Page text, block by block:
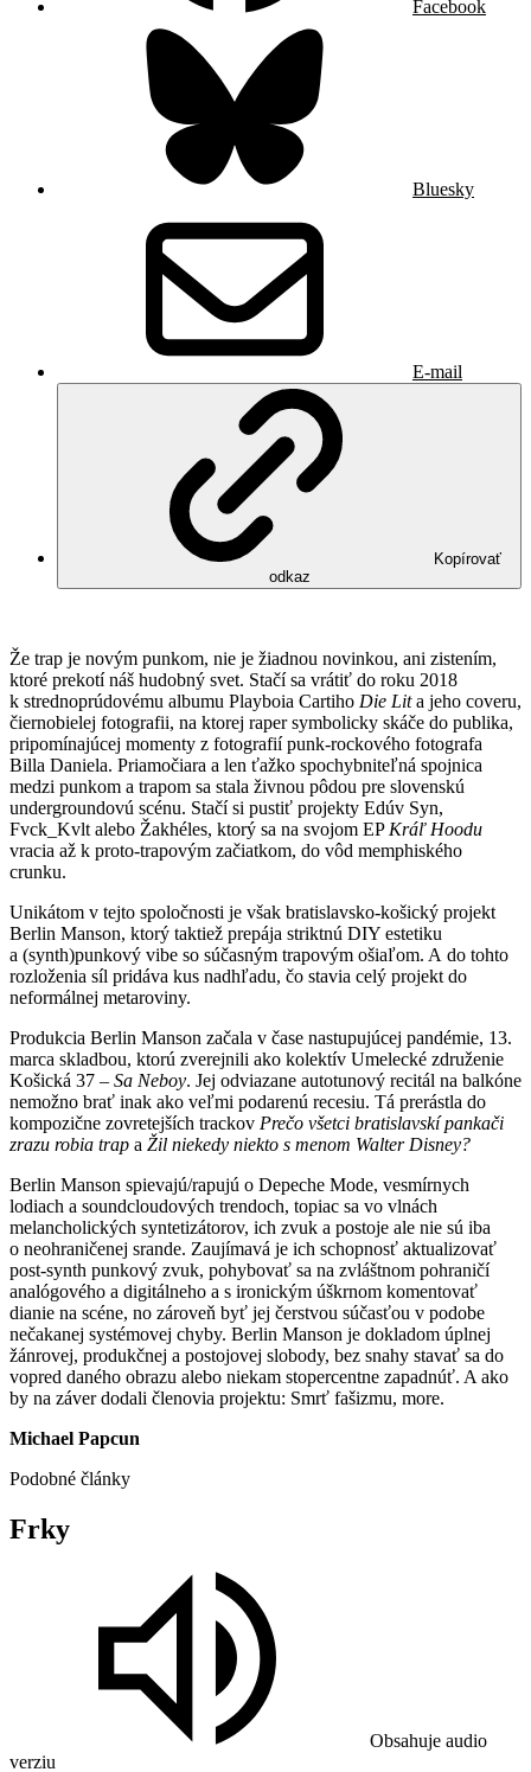
Facebook
Bluesky
E-mail
Kopírovať
odkaz
Že trap je novým punkom, nie je žiadnou novinkou, ani zistením,
ktoré prekotí náš hudobný svet. Stačí sa vrátiť do roku 2018
k strednoprúdovému albumu Playboia Cartiho Die Lita jeho coveru,
čiernobielej fotografii, na ktorej raper symbolicky skáče do publika,
pripomínajúcej momenty z fotografií punk-rockového fotografa
Billa Daniela. Priamočiara a len ťažko spochybniteľná spojnica
medzi punkom a trapom sa stala živnou pôdou pre slovenskú
undergroundovú scénu. Stačí si pustiť projekty Edúv Syn,
Fvck_Kvlt alebo Žakhéles, ktorý sa na svojom EP Kráľ Hoodu
vracia až k proto-trapovým začiatkom, do vôd memphiského
crunku.
Unikátom v tejto spoločnosti je však bratislavsko-košický projekt
Berlin Manson, ktorý taktiež prepája striktnú DIY estetiku
a (synth)punkový vibe so súčasným trapovým ošiaľom. A do tohto
rozloženia síl pridáva kus nadhľadu, čo stavia celý projekt do
neformálnej metaroviny.
Produkcia Berlin Manson začala v čase nastupujúcej pandémie, 13.
marca skladbou, ktorú zverejnili ako kolektív Umelecké združenie
Košická 37 – Sa Neboy. Jej odviazane autotunový recitál na balkóne
nemožno brať inak ako veľmi podarenú recesiu. Tá prerástla do
kompozične zovretejších trackov Prečo všetci bratislavskí pankači
zrazu robia trap a Žil niekedy niekto s menom Walter Disney?
Berlin Manson spievajú/rapujú o Depeche Mode, vesmírnych
lodiach a soundcloudových trendoch, topiac sa vo vlnách
melancholických syntetizátorov, ich zvuk a postoje ale nie sú iba
o neohraničenej srande. Zaujímavá je ich schopnosť aktualizovať
post-synth punkový zvuk, pohybovať sa na zvláštnom pohraničí
analógového a digitálneho a s ironickým úškrnom komentovať
dianie na scéne, no zároveň byť jej čerstvou súčasťou v podobe
nečakanej systémovej chyby. Berlin Manson je dokladom úplnej
žánrovej, produkčnej a postojovej slobody, bez snahy stavať sa do
vopred daného obrazu alebo niekam stopercentne zapadnúť. A ako
by na záver dodali členovia projektu: Smrť fašizmu, more.
Michael Papcun
Podobné články
Frky
Obsahuje audio
verziu